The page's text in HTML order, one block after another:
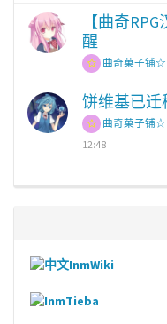
【曲奇
醒
曲奇菓子铺☆
饼维基已迁
曲奇菓子铺☆
12:48